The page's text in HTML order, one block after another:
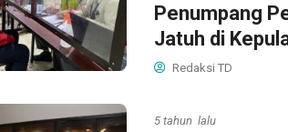
Penumpang
Jatuh di
Redaksi TD
5 tahun lalu